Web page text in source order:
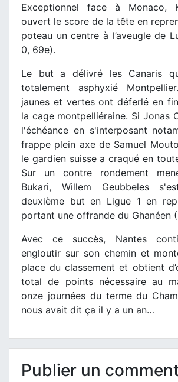
Exceptionnel face à Monaco,
ouvert le score de la tête en
poteau un centre à l’aveugle de
0, 69e).
Le but a délivré les Canaris
totalement asphyxié
jaunes et vertes ont déferlé en
la cage montpelliéraine. Si Jonas
l'échéance en s'interposant
frappe plein axe de Samuel
le gardien suisse a craqué en
Sur un contre rondement
Bukari, Willem Geubbeles
deuxième but en Ligue 1 en
portant une offrande du Ghanéen
Avec ce succès, Nantes
engloutir sur son chemin et
place du classement et obtient
total de points nécessaire au
onze journées du terme du
nous avait dit ça il y a un an…
Publier un